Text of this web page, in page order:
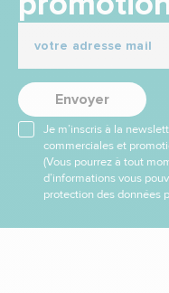
Envoyer
Je m’inscris à la
commerciales et
(Vous pourrez à tout
d’informations vous
protection des données